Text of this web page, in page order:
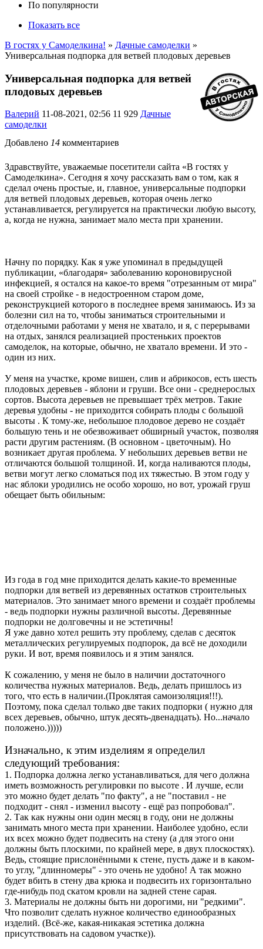
По популярности
Показать все
В гостях у Самоделкина! » Дачные самоделки »
Универсальная подпорка для ветвей плодовых деревьев
Универсальная подпорка для ветвей
плодовых деревьев
Валерий 11-08-2021, 02:56 11 929 Дачные
самоделки
Добавлено 14 комментариев
Здравствуйте, уважаемые посетители сайта «В гостях у
Самоделкина». Сегодня я хочу рассказать вам о том, как я
сделал очень простые, и, главное, универсальные подпорки
для ветвей плодовых деревьев, которая очень легко
устанавливается, регулируется на практически любую высоту,
а, когда не нужна, занимает мало места при хранении.
Начну по порядку. Как я уже упоминал в предыдущей
публикации, «благодаря» заболеванию короновирусной
инфекцией, я остался на какое-то время "отрезанным от мира"
на своей стройке - в недостроенном старом доме,
реконструкцией которого в последнее время занимаюсь. Из за
болезни сил на то, чтобы заниматься строительными и
отделочными работами у меня не хватало, и я, с перерывами
на отдых, занялся реализацией простеньких проектов
самоделок, на которые, обычно, не хватало времени. И это -
один из них.
У меня на участке, кроме вишен, слив и абрикосов, есть шесть
плодовых деревьев - яблони и груши. Все они - среднерослых
сортов. Высота деревьев не превышает трёх метров. Такие
деревья удобны - не приходится собирать плоды с большой
высоты . К тому-же, небольшое плодовое дерево не создаёт
большую тень и не обезвоживает обширный участок, позволяя
расти другим растениям. (В основном - цветочным). Но
возникает другая проблема. У небольших деревьев ветви не
отличаются большой толщиной. И, когда наливаются плоды,
ветви могут легко сломаться под их тяжестью. В этом году у
нас яблоки уродились не особо хорошо, но вот, урожай груш
обещает быть обильным:
Из года в год мне приходится делать какие-то временные
подпорки для ветвей из деревянных остатков строительных
материалов. Это занимает много времени и создаёт проблемы
- ведь подпорки нужны различной высоты. Деревянные
подпорки не долговечны и не эстетичны!
Я уже давно хотел решить эту проблему, сделав с десяток
металлических регулируемых подпорок, да всё не доходили
руки. И вот, время появилось и я этим занялся.
К сожалению, у меня не было в наличии достаточного
количества нужных материалов. Ведь, делать пришлось из
того, что есть в наличии.(Проклятая самоизоляция!!!).
Поэтому, пока сделал только две таких подпорки ( нужно для
всех деревьев, обычно, штук десять-двенадцать). Но...начало
положено.)))))
Изначально, к этим изделиям я определил
следующий требования:
1. Подпорка должна легко устанавливаться, для чего должна
иметь возможность регулировки по высоте . И лучше, если
это можно будет делать "по факту", а не "поставил - не
подходит - снял - изменил высоту - ещё раз попробовал".
2. Так как нужны они один месяц в году, они не должны
занимать много места при хранении. Наиболее удобно, если
их всех можно будет подвесить на стену (а для этого они
должны быть плоскими, по крайней мере, в двух плоскостях).
Ведь, стоящие прислонёнными к стене, пусть даже и в каком-
то углу, "длинномеры" - это очень не удобно! А так можно
будет вбить в стену два крюка и подвесить их горизонтально
где-нибудь под скатом кровли на задней стене сарая.
3. Материалы не должны быть ни дорогими, ни "редкими".
Что позволит сделать нужное количество единообразных
изделий. (Всё-же, какая-никакая эстетика должна
присутствовать на садовом участке)).